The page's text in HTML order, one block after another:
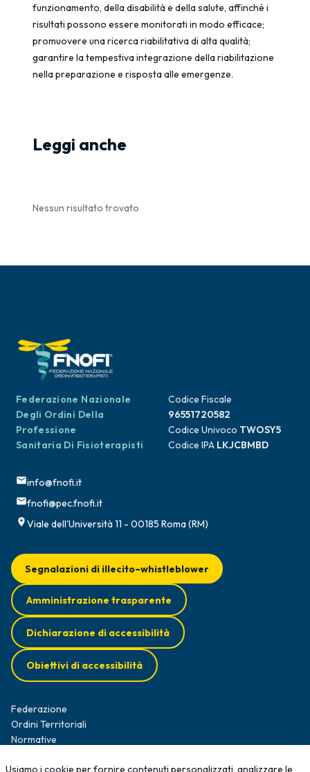
funzionamento, della disabilità e della salute, affinché i
risultati possono essere monitorati in modo efficace;
promuovere una ricerca riabilitativa di alta qualità;
garantire la tempestiva integrazione della riabilitazione
nella preparazione e risposta alle emergenze.
Leggi anche
Nessun risultato trovato
Federazione Nazionale
Degli Ordini Della
Professione
Sanitaria Di Fisioterapisti
Codice Fiscale
96551720582
Codice Univoco TWOSY5
Codice IPA LKJCBMBD
info@fnofi.it
fnofi@pec.fnofi.it
Viale dell'Università 11 - 00185 Roma (RM)
Federazione
Ordini Territoriali
Normative
Segnalazioni di illecito–whistleblower
Amministrazione trasparente
Dichiarazione di accessibilità
Obiettivi di accessibilità
Usiamo i cookie per fornire contenuti personalizzati, analizzare le